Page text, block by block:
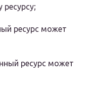
ресурс может
ресурс может